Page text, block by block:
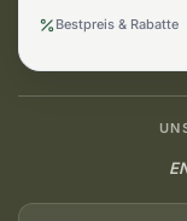
Bestpreis & Rabatte